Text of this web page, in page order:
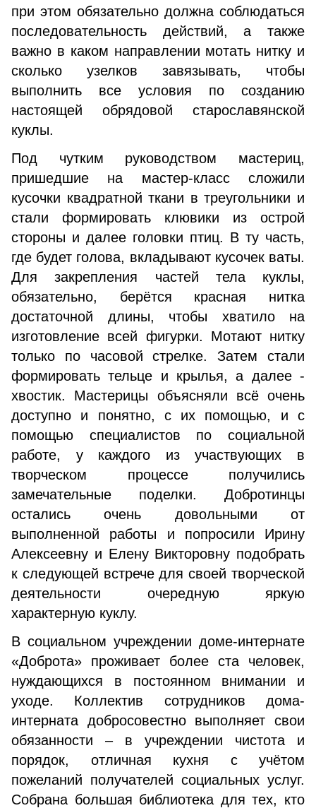
при этом обязательно должна соблюдаться
последовательность действий, а также
важно в каком направлении мотать нитку и
сколько узелков завязывать, чтобы
выполнить все условия по созданию
настоящей обрядовой старославянской
куклы.
Под чутким руководством мастериц,
пришедшие на мастер-класс сложили
кусочки квадратной ткани в треугольники и
стали формировать клювики из острой
стороны и далее головки птиц. В ту часть,
где будет голова, вкладывают кусочек ваты.
Для закрепления частей тела куклы,
обязательно, берётся красная нитка
достаточной длины, чтобы хватило на
изготовление всей фигурки. Мотают нитку
только по часовой стрелке. Затем стали
формировать тельце и крылья, а далее -
хвостик. Мастерицы объясняли всё очень
доступно и понятно, с их помощью, и с
помощью специалистов по социальной
работе, у каждого из участвующих в
творческом процессе получились
замечательные поделки. Добротинцы
остались очень довольными от
выполненной работы и попросили Ирину
Алексеевну и Елену Викторовну подобрать
к следующей встрече для своей творческой
деятельности очередную яркую
характерную куклу.
В социальном учреждении доме-интернате
«Доброта» проживает более ста человек,
нуждающихся в постоянном внимании и
уходе. Коллектив сотрудников дома-
интерната добросовестно выполняет свои
обязанности – в учреждении чистота и
порядок, отличная кухня с учётом
пожеланий получателей социальных услуг.
Собрана большая библиотека для тех, кто